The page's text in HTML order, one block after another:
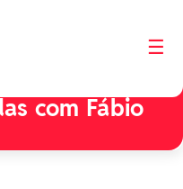
☰
com Fábio